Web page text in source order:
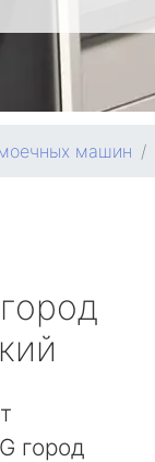
машин
город
город